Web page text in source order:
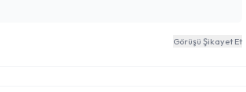
ilerleyebileceğiniz şekilde
kilo vermeme yardımcı olduğu içinGörüşü Şikayet Et